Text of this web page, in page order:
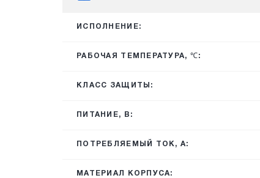
ИСПОЛНЕНИЕ:
РАБОЧАЯ ТЕМПЕРАТУРА, ℃:
КЛАСС ЗАЩИТЫ:
ПИТАНИЕ, В:
ПОТРЕБЛЯЕМЫЙ ТОК, А:
МАТЕРИАЛ КОРПУСА: